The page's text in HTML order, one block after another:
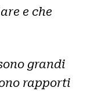
e che
grandi
rapporti